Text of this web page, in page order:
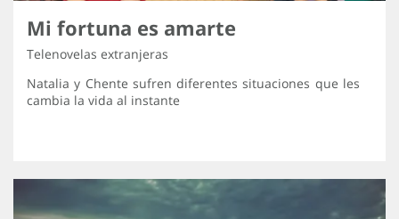
Mi fortuna es amarte
Telenovelas extranjeras
Natalia y Chente sufren diferentes situaciones que les
cambia la vida al instante